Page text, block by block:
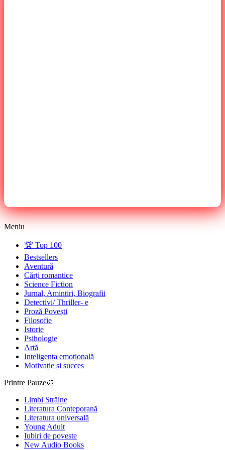
Meniu
🏆 Top 100
Bestsellers
Aventură
Cărți romantice
Science Fiction
Jurnal, Amintiri, Biografii
Detectivi/ Thriller- e
Proză Povești
Filosofie
Istorie
Psihologie
Artă
Inteligența emoțională
Motivație și succes
Printre Pauze🎨
Limbi Străine
Literatura Conteporană
Literatura universală
Young Adult
Iubiri de poveste
New Audio Books